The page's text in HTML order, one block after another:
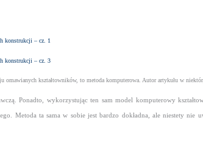
konstrukcji – cz. 1
konstrukcji – cz. 3
omawianych kształtowników, to metoda komputerowa. Autor artykułu w
Ponadto, wykorzystując ten sam model komputerowy
Metoda ta sama w sobie jest bardzo dokładna, ale niestety